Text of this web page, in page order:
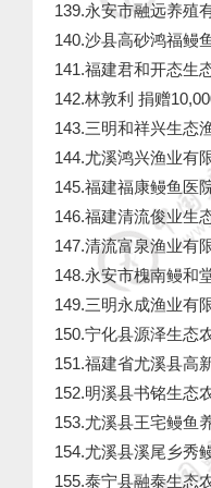
139.永安市融远养
140.沙县高砂鸿福
141.福建君和开态
142.林敦利 捐赠
143.三明和祥兴生
144.尤溪鸿兴渔业有
145.福建福康鳗鱼医
146.福建清流俊业
147.清流富泉渔业
148.永安市槐南鳗
149.三明永成渔业
150.宁化县源泽生
151.福建省尤溪县
152.明溪县书铭生态
153.尤溪县王宅鳗鱼
154.尤溪县溪尾乡秀
155.泰宁县融泰生态